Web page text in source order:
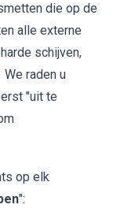
die op de
alle externe
schijven,
raden u
"uit te
op elk
":